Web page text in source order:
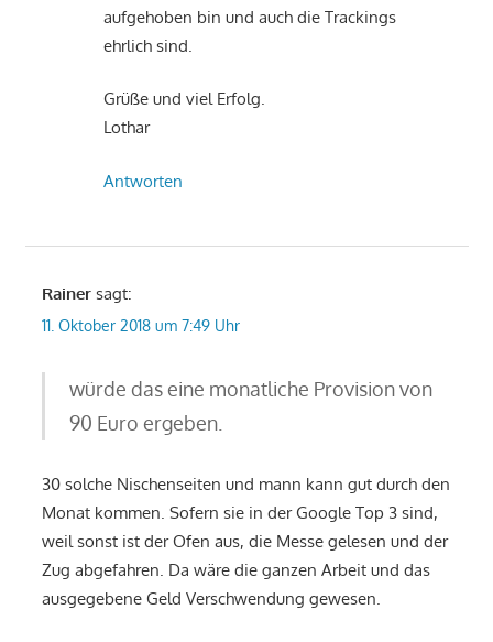
aufgehoben bin und auch die Trackings
ehrlich sind.
Grüße und viel Erfolg.
Lothar
Antworten
Rainer sagt:
11. Oktober 2018 um 7:49 Uhr
würde das eine monatliche Provision von
90 Euro ergeben.
30 solche Nischenseiten und mann kann gut durch den
Monat kommen. Sofern sie in der Google Top 3 sind,
weil sonst ist der Ofen aus, die Messe gelesen und der
Zug abgefahren. Da wäre die ganzen Arbeit und das
ausgegebene Geld Verschwendung gewesen.